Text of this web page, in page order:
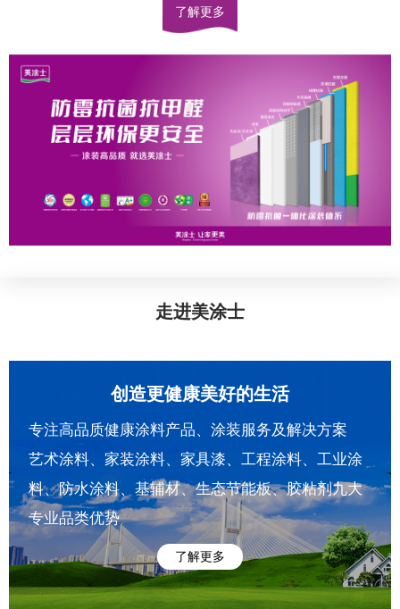
了解更多
走进美涂士
创造更健康美好的生活
专注高品质健康涂料产品、涂装服务及解决方案
艺术涂料、家装涂料、家具漆、工程涂料、工业涂
料、防水涂料、基辅材、生态节能板、胶粘剂九大
专业品类优势
了解更多